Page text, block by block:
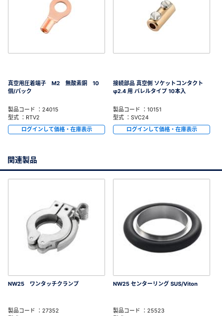
真空用圧着端子 M2 無酸素銅 10
個/パック
製品コード ：24015
型式 ：RTV2
ログインして価格・在庫表示
接続部品 真空側 ソケットコンタクト
φ2.4 用 バレルタイプ 10本入
製品コード ：10151
型式 ：SVC24
ログインして価格・在庫表示
関連製品
NW25 ワンタッチクランプ
製品コード ：27352
NW25 センターリング SUS/Viton
製品コード ：25523